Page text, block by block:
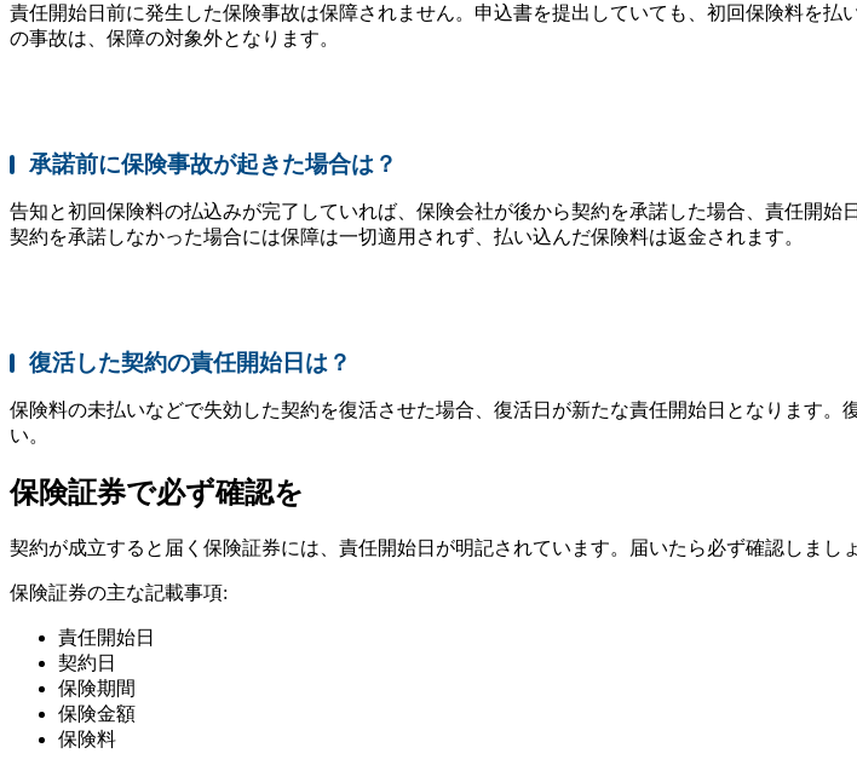
責任開始日前に発生した保険事故は保障されません。申込書を提出していても、初回保険料を
の事故は、保障の対象外となります。
承諾前に保険事故が起きた場合は？
告知と初回保険料の払込みが完了していれば、保険会社が後から契約を承諾した場合、責任開
契約を承諾しなかった場合には保障は一切適用されず、払い込んだ保険料は返金されます。
復活した契約の責任開始日は？
保険料の未払いなどで失効した契約を復活させた場合、復活日が新たな責任開始日となります
い。
保険証券で必ず確認を
契約が成立すると届く保険証券には、責任開始日が明記されています。届いたら必ず確認しましょ
保険証券の主な記載事項:
責任開始日
契約日
保険期間
保険金額
保険料